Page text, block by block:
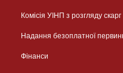
Комісія УІНП з розгляду скарг
Надання безоплатної
Фінанси